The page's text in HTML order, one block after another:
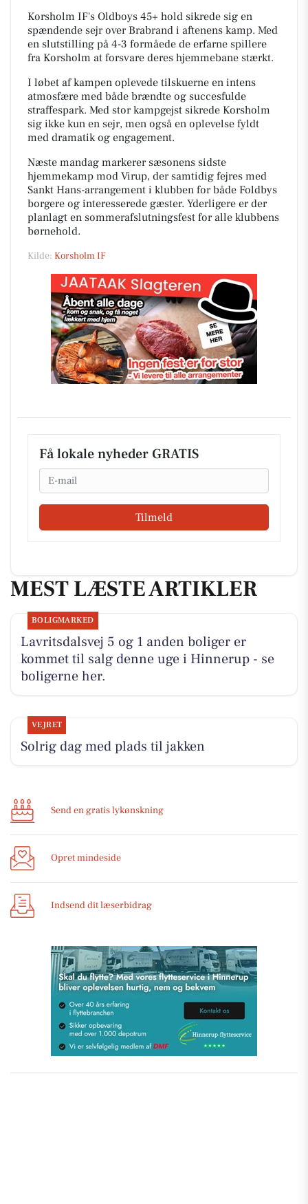
Korsholm IF's Oldboys 45+ hold sikrede sig en
spændende sejr over Brabrand i aftenens kamp. Med
en slutstilling på 4-3 formåede de erfarne spillere
fra Korsholm at forsvare deres hjemmebane stærkt.
I løbet af kampen oplevede tilskuerne en intens
atmosfære med både brændte og succesfulde
straffespark. Med stor kampgejst sikrede Korsholm
sig ikke kun en sejr, men også en oplevelse fyldt
med dramatik og engagement.
Næste mandag markerer sæsonens sidste
hjemmekamp mod Virup, der samtidig fejres med
Sankt Hans-arrangement i klubben for både Foldbys
borgere og interesserede gæster. Yderligere er der
planlagt en sommerafslutningsfest for alle klubbens
børnehold.
Kilde: Korsholm IF
Få lokale nyheder GRATIS
Email
Tilmeld
MEST LÆSTE ARTIKLER
BOLIGMARKED
Lavritsdalsvej 5 og 1 anden boliger er
kommet til salg denne uge i Hinnerup - se
boligerne her.
VEJRET
Solrig dag med plads til jakken
Send en gratis lykønskning
Opret mindeside
Indsend dit læserbidrag